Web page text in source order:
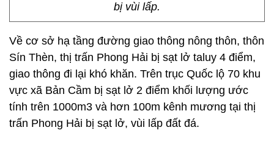
bị vùi lấp.
Về cơ sở hạ tầng đường giao thông nông thôn, thôn
Sín Thèn, thị trấn Phong Hải bị sạt lở taluy 4 điểm,
giao thông đi lại khó khăn. Trên trục Quốc lộ 70 khu
vực xã Bản Cầm bị sạt lở 2 điểm khối lượng ước
tính trên 1000m3 và hơn 100m kênh mương tại thị
trấn Phong Hải bị sạt lở, vùi lấp đất đá.